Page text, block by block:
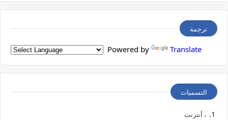
ترجمة
Powered by Translate
التسميات
، أنترنت